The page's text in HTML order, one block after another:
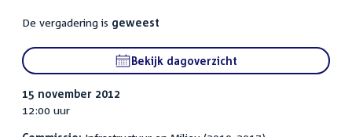
De vergadering is geweest
Bekijk dagoverzicht
15 november 2012
12:00 uur